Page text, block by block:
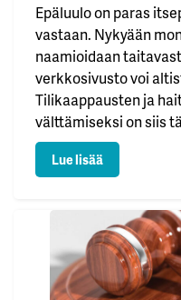
Epäluulo on paras
vastaan. Nykyään
naamioidaan
verkkosivusto voi
Tilikaappausten ja
välttämiseksi on siis
erilaisia
huijari vaihtaa
menetettyjä
ja vuotaneita
Lue lisää